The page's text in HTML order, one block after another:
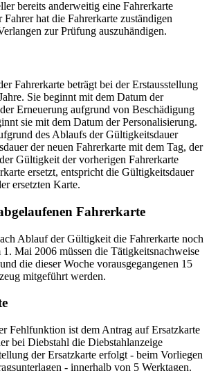
bereits anderweitig eine Fahrerkarte
hat die Fahrerkarte zuständigen
zur Prüfung auszuhändigen.
Fahrerkarte beträgt bei der Erstausstellung
Sie beginnt mit dem Datum der
Erneuerung aufgrund von Beschädigung
sie mit dem Datum der Personalisierung.
des Ablaufs der Gültigkeitsdauer
der neuen Fahrerkarte mit dem Tag, der
Gültigkeit der vorherigen Fahrerkarte
ersetzt, entspricht die Gültigkeitsdauer
ersetzten Karte.
Fahrerkarte
Ablauf der Gültigkeit die Fahrerkarte noch
Mai 2006 müssen die Tätigkeitsnachweise
die dieser Woche vorausgegangenen 15
mitgeführt werden.
Fehlfunktion ist dem Antrag auf Ersatzkarte
bei Diebstahl die Diebstahlanzeige
der Ersatzkarte erfolgt - beim Vorliegen
- innerhalb von 5 Werktagen.